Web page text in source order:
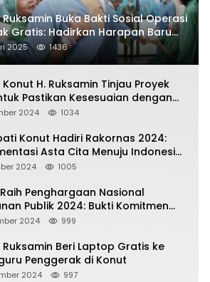
Buka Bakti Sosial Operasi
Gratis: Hadirkan Harapan Baru
Konut
2025 1436
H. Ruksamin Tinjau Proyek
Pastikan Kesesuaian dengan
2024 1034
Konut Hadiri Rakornas 2024:
Asta Cita Menuju Indonesia
2024 1005
Penghargaan Nasional
Publik 2024: Bukti Komitmen
Pelayanan Prima
2024 999
Beri Laptop Gratis ke
Penggerak di Konut
2024 997